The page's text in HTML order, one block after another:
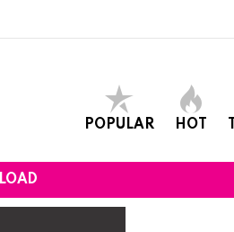
POPULAR HOT